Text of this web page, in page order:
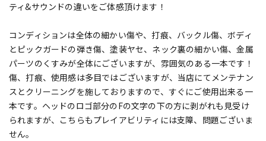
ティ&サウンドの違いをご体感頂けます！
コンディションは全体の細かい傷や、打痕、バックル傷、ボディ
とピックガードの弾き傷、塗装ヤセ、ネック裏の細かい傷、金属
パーツのくすみが全体にございますが、雰囲気のある一本です！
傷、打痕、使用感は多目ではございますが、当店にてメンテナン
スとクリーニングを施しておりますので、すぐにご使用出来る一
本です。ヘッドのロゴ部分のFの文字の下の方に剥がれも見受け
られますが、こちらもプレイアビリティには支障、問題ございま
せん。